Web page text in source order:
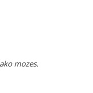
mozes.